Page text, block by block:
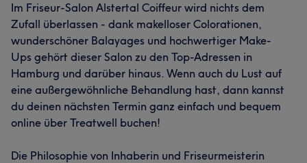
Im Friseur-Salon Alstertal Coiffeur wird nichts dem
Zufall überlassen - dank makelloser Colorationen,
wunderschöner Balayages und hochwertiger Make-
Ups gehört dieser Salon zu den Top-Adressen in
Hamburg und darüber hinaus. Wenn auch du Lust auf
eine außergewöhnliche Behandlung hast, dann kannst
du deinen nächsten Termin ganz einfach und bequem
online über Treatwell buchen!
Die Philosophie von Inhaberin und Friseurmeisterin